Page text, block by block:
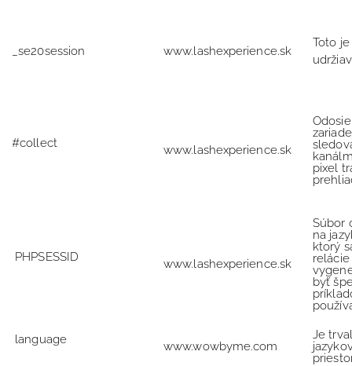
_se20session www.lashexperience.sk
Toto
#collect www.lashexperience.sk
pixel
PHPSESSID www.lashexperience.sk
Súbor
na
ktorý
byť
language www.wowbyme.com
Je